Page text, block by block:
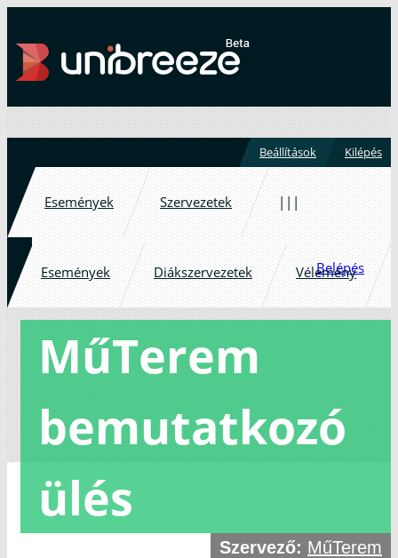
Beállítások Kilépés
Események Szervezetek |||
Események Diákszervezetek Vélemény
Belépés
MűTerem
bemutatkozó
ülés
Szervező: MűTerem